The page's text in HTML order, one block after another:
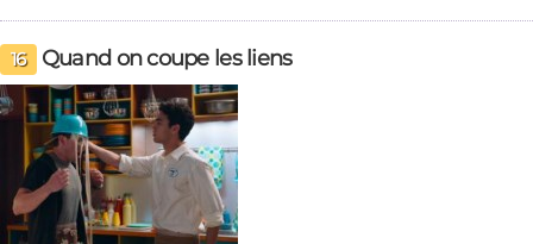
16 Quand on coupe les liens